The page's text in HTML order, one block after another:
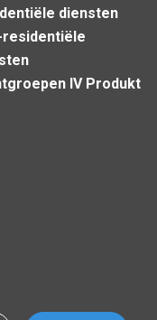
diensten
residentiële
IV Produkt